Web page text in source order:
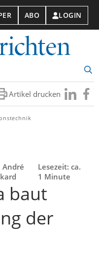
ABO LOGIN
Artikel drucken Besuchen
Sie
Sie
André
Lesezeit: ca.
1 Minute
baut
der